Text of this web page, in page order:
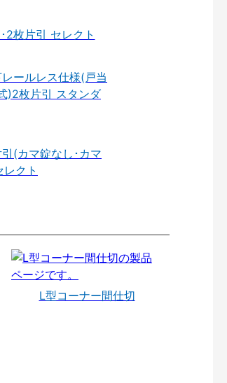
2枚片引 セレクト
レールレス仕様(戸当
)2枚片引 スタンダ
引(カマ錠なし･カマ
クト
L型コーナー間仕切